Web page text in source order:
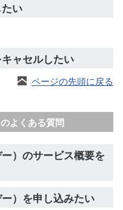
い
ャセルしたい
ページの先頭に戻る
よくある質問
）のサービス概要を
）を申し込みたい